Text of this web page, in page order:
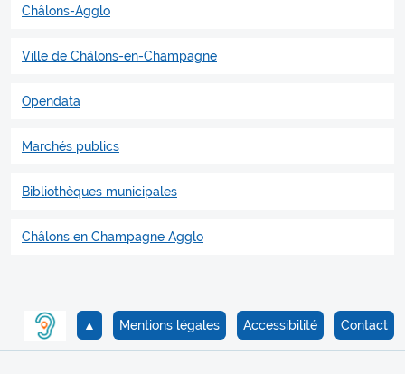
Châlons-Agglo
Ville de Châlons-en-Champagne
Opendata
Marchés publics
Bibliothèques municipales
Châlons en Champagne Agglo
Contact
Accessibilité
Mentions légales
▲